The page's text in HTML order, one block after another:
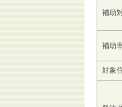
補助
補助
対象